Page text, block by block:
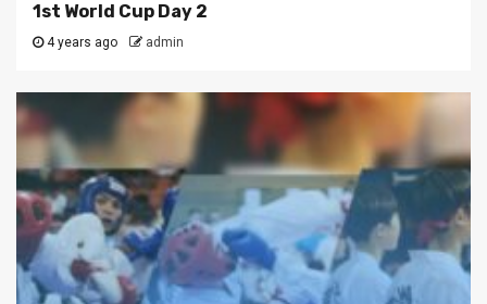
1st World Cup Day 2
4 years ago admin